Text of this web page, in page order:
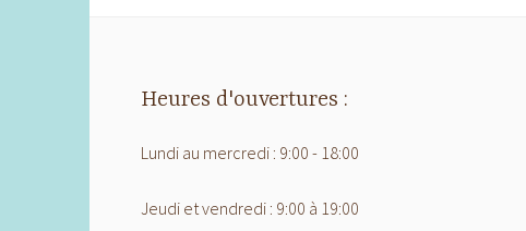
Heures d'ouvertures :
Lundi au mercredi : 9:00 - 18:00
Jeudi et vendredi : 9:00 à 19:00